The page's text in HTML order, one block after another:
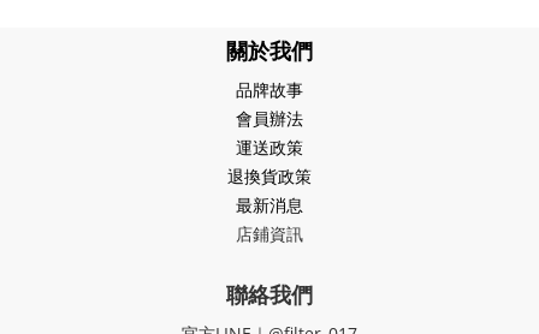
關於我們
品牌故事
會員辦法
運送政策
退換貨政策
最新消息
店鋪資訊
聯絡我們